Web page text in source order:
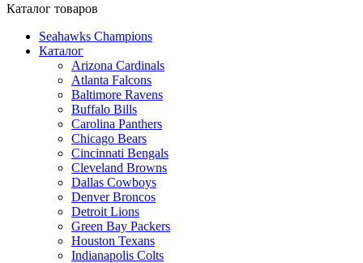
Каталог товаров
Seahawks Champions
Каталог
Arizona Cardinals
Atlanta Falcons
Baltimore Ravens
Buffalo Bills
Carolina Panthers
Chicago Bears
Cincinnati Bengals
Cleveland Browns
Dallas Cowboys
Denver Broncos
Detroit Lions
Green Bay Packers
Houston Texans
Indianapolis Colts